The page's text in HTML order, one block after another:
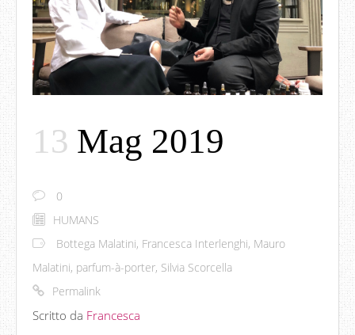
13 Mag 2019
0
HUMANS
Bottega Malatini, Francesca Interlenghi, Mauro
Malatini, parfum-à-porter, Silvia Scorcella
Permalink
Scritto da Francesca